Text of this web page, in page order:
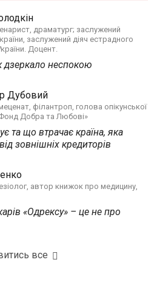
драматург; заслужений
заслужений діяч естрадного
Доцент.
дзеркало неспокою
Дубовий
філантроп, голова опікунської
Добра та Любові»
та що втрачає країна, яка
зовнішніх кредиторів
автор книжок про медицину,
«Одрексу» – це не про
все